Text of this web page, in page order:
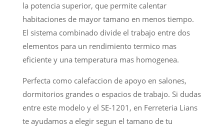
la potencia superior, que permite calentar
habitaciones de mayor tamano en menos tiempo.
El sistema combinado divide el trabajo entre dos
elementos para un rendimiento termico mas
eficiente y una temperatura mas homogenea.
Perfecta como calefaccion de apoyo en salones,
dormitorios grandes o espacios de trabajo. Si dudas
entre este modelo y el SE-1201, en Ferreteria Lians
te ayudamos a elegir segun el tamano de tu